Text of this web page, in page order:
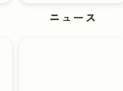
ニュース